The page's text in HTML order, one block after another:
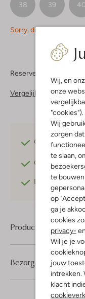
Wij, en
onze
"cookies").
Wij
zorgen
te slaan,
te
op
ga je
cookies
privacy- en
Wil je je
jouw
intrekken.
klacht
38 39 40
Sorry, dit item is
Reserveer direct in een
Vergelijkbare items
Gratis
Gratis
Betaal achteraf
Product informatie
Bezorgen &